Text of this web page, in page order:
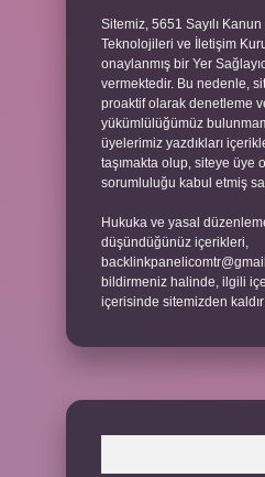
Sitemiz, 5651 Sayılı
Teknolojileri ve İletişim
onaylanmış bir Yer
vermektedir. Bu nedenle,
proaktif olarak denetleme
yükümlülüğümüz
üyelerimiz yazdıkları
taşımakta olup, siteye üye
sorumluluğu kabul etmiş
Hukuka ve yasal
düşündüğünüz içerikleri,
bildirmeniz halinde, ilgili
içerisinde sitemizden